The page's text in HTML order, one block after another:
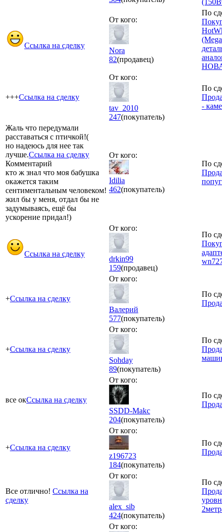
Ссылка на сделку
От кого:
Nora
82(продавец)
По
+++Ссылка на сделку
От кого:
tav_2010
247(покупатель)
По
-
Жаль что передумали
расставаться с птичкой!(
но надеюсь для нее так
лучше.Ссылка на сделку
Комментарий
кто ж знал что моя бабушка
окажется таким
сентиментальным человеком!
жил бы у меня, отдал бы не
задумываясь, ещё бы
ускорение придал!)
От кого:
Idilia
462(покупатель)
По
Ссылка на сделку
От кого:
drkin99
159(продавец)
По
+Ссылка на сделку
От кого:
Bалерий
577(покупатель)
По
+Ссылка на сделку
От кого:
Sohday
89(покупатель)
По
все окСсылка на сделку
От кого:
SSDD-Makc
204(покупатель)
По
+Ссылка на сделку
От кого:
z196723
184(покупатель)
По
Все отлично! Ссылка на
сделку
От кого:
alex_sib
424(покупатель)
По
От кого: